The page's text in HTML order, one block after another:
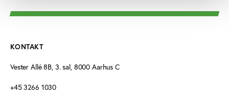
KONTAKT
Vester Allé 8B, 3. sal, 8000 Aarhus C
+45 3266 1030